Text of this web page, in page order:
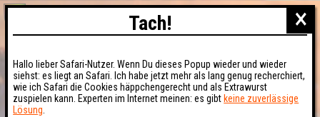
×
Tach!
Hallo lieber Safari-Nutzer. Wenn Du dieses Popup wieder und wieder
siehst: es liegt an Safari. Ich habe jetzt mehr als lang genug recherchiert,
wie ich Safari die Cookies häppchengerecht und als Extrawurst
zuspielen kann. Experten im Internet meinen: es gibt keine zuverlässige
Lösung